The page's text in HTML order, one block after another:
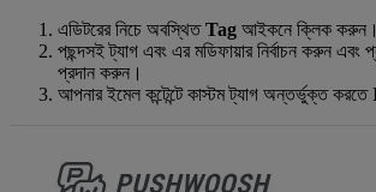
এডিটরের নিচে অবস্থিতTag আইকনে ক্লিক করুন।
পছন্দসই ট্যাগ এবং এর মডিফায়ার নির্বাচন করুন এবং
প্রদান করুন।
আপনার ইমেল কন্টেন্টে কাস্টম ট্যাগ অন্তর্ভুক্ত করতে